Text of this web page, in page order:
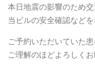
本日地震の影響のため
当ビルの安全確認など
ご予約いただいていた
ご理解のほどよろしく